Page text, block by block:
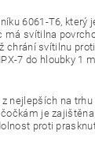
6061-T6, který
má svítilna
chrání svítilnu
7 do hloubky 1
nejlepších na
je
proti